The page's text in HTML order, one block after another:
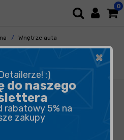
0
Wnętrze auta
Dyfuzory i Zawieszki
×
:)
do naszego
rabatowy 5% na
zakupy